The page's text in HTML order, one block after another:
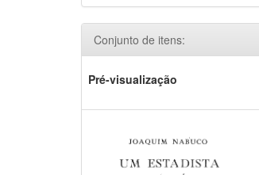
Conjunto de itens:
Pré-visualização